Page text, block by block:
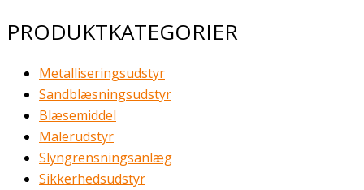
PRODUKTKATEGORIER
Metalliseringsudstyr
Sandblæsningsudstyr
Blæsemiddel
Malerudstyr
Slyngrensningsanlæg
Sikkerhedsudstyr